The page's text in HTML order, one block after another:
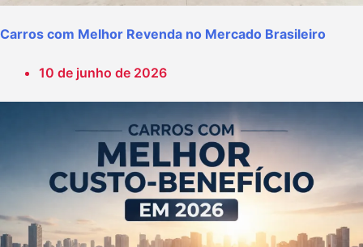
Carros com Melhor Revenda no Mercado Brasileiro
10 de junho de 2026